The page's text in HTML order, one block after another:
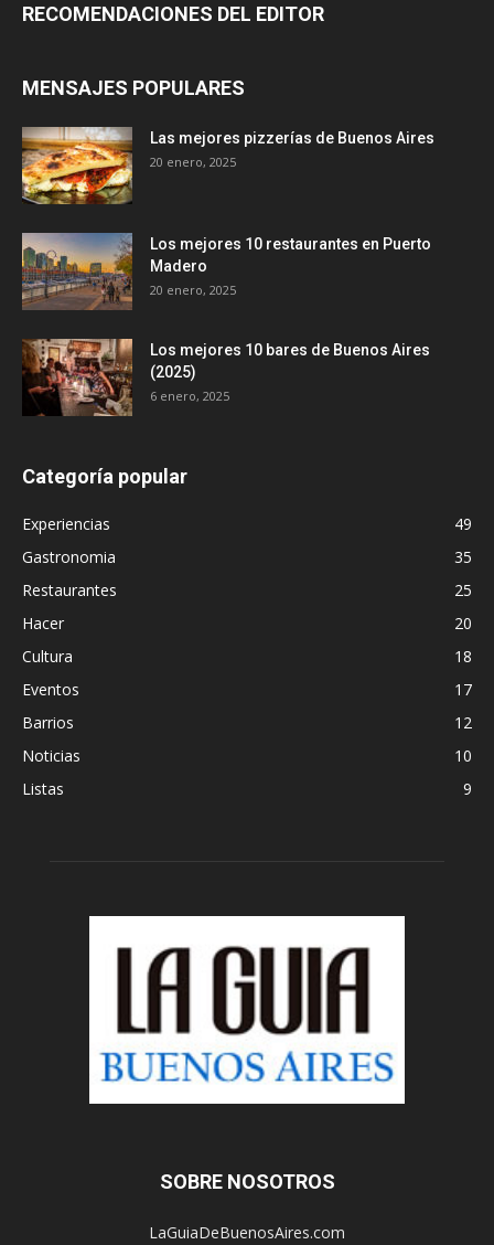
RECOMENDACIONES DEL EDITOR
MENSAJES POPULARES
Las mejores pizzerías de Buenos Aires
20 enero, 2025
Los mejores 10 restaurantes en Puerto
Madero
20 enero, 2025
Los mejores 10 bares de Buenos Aires
(2025)
6 enero, 2025
Categoría popular
Experiencias
49
Gastronomia
35
Restaurantes
25
Hacer
20
Cultura
18
Eventos
17
Barrios
12
Noticias
10
Listas
9
SOBRE NOSOTROS
LaGuiaDeBuenosAires.com